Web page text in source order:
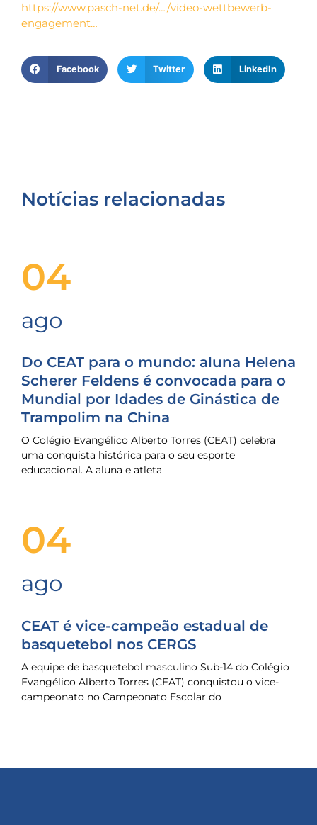
https://www.pasch-net.de/…/video-wettbewerb-
engagement…
Facebook Twitter LinkedIn
Notícias relacionadas
04
ago
Do CEAT para o mundo: aluna Helena
Scherer Feldens é convocada para o
Mundial por Idades de Ginástica de
Trampolim na China
O Colégio Evangélico Alberto Torres (CEAT) celebra
uma conquista histórica para o seu esporte
educacional. A aluna e atleta
04
ago
CEAT é vice-campeão estadual de
basquetebol nos CERGS
A equipe de basquetebol masculino Sub-14 do Colégio
Evangélico Alberto Torres (CEAT) conquistou o vice-
campeonato no Campeonato Escolar do